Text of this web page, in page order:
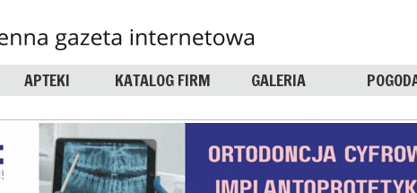
APTEKI KATALOG FIRM GALERIA